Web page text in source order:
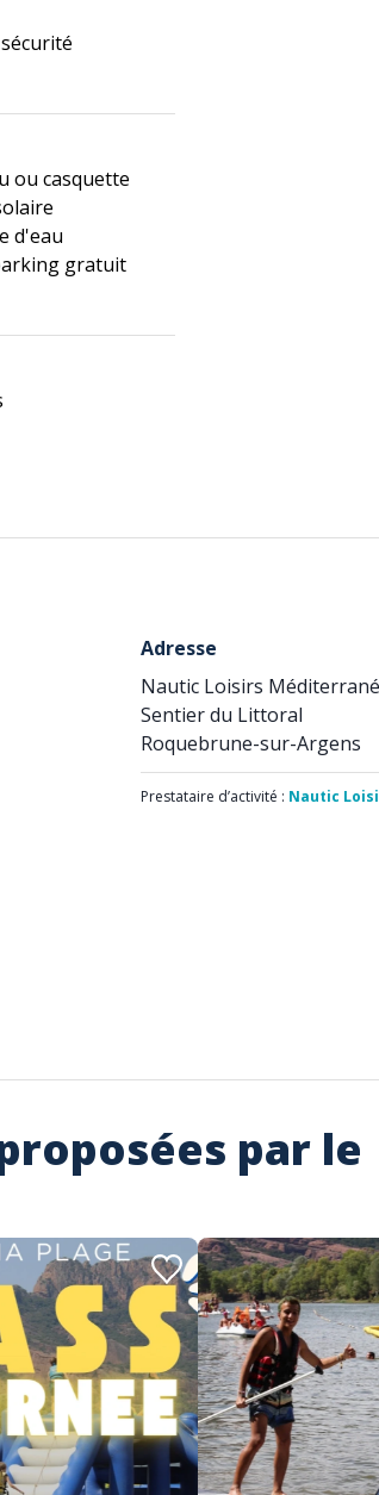
ou casquette
d'eau
gratuit
Adresse
Nautic Loisirs
Sentier du Littoral
Roquebrune-sur-Argens
Prestataire d’activité : Nautic
par le